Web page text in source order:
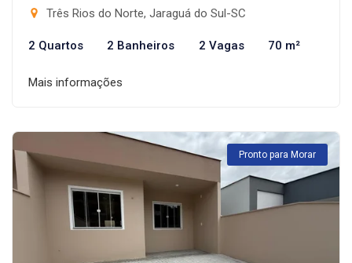
Três Rios do Norte, Jaraguá do Sul-SC
2 Quartos 2 Banheiros 2 Vagas 70 m²
Mais informações
Pronto para Morar